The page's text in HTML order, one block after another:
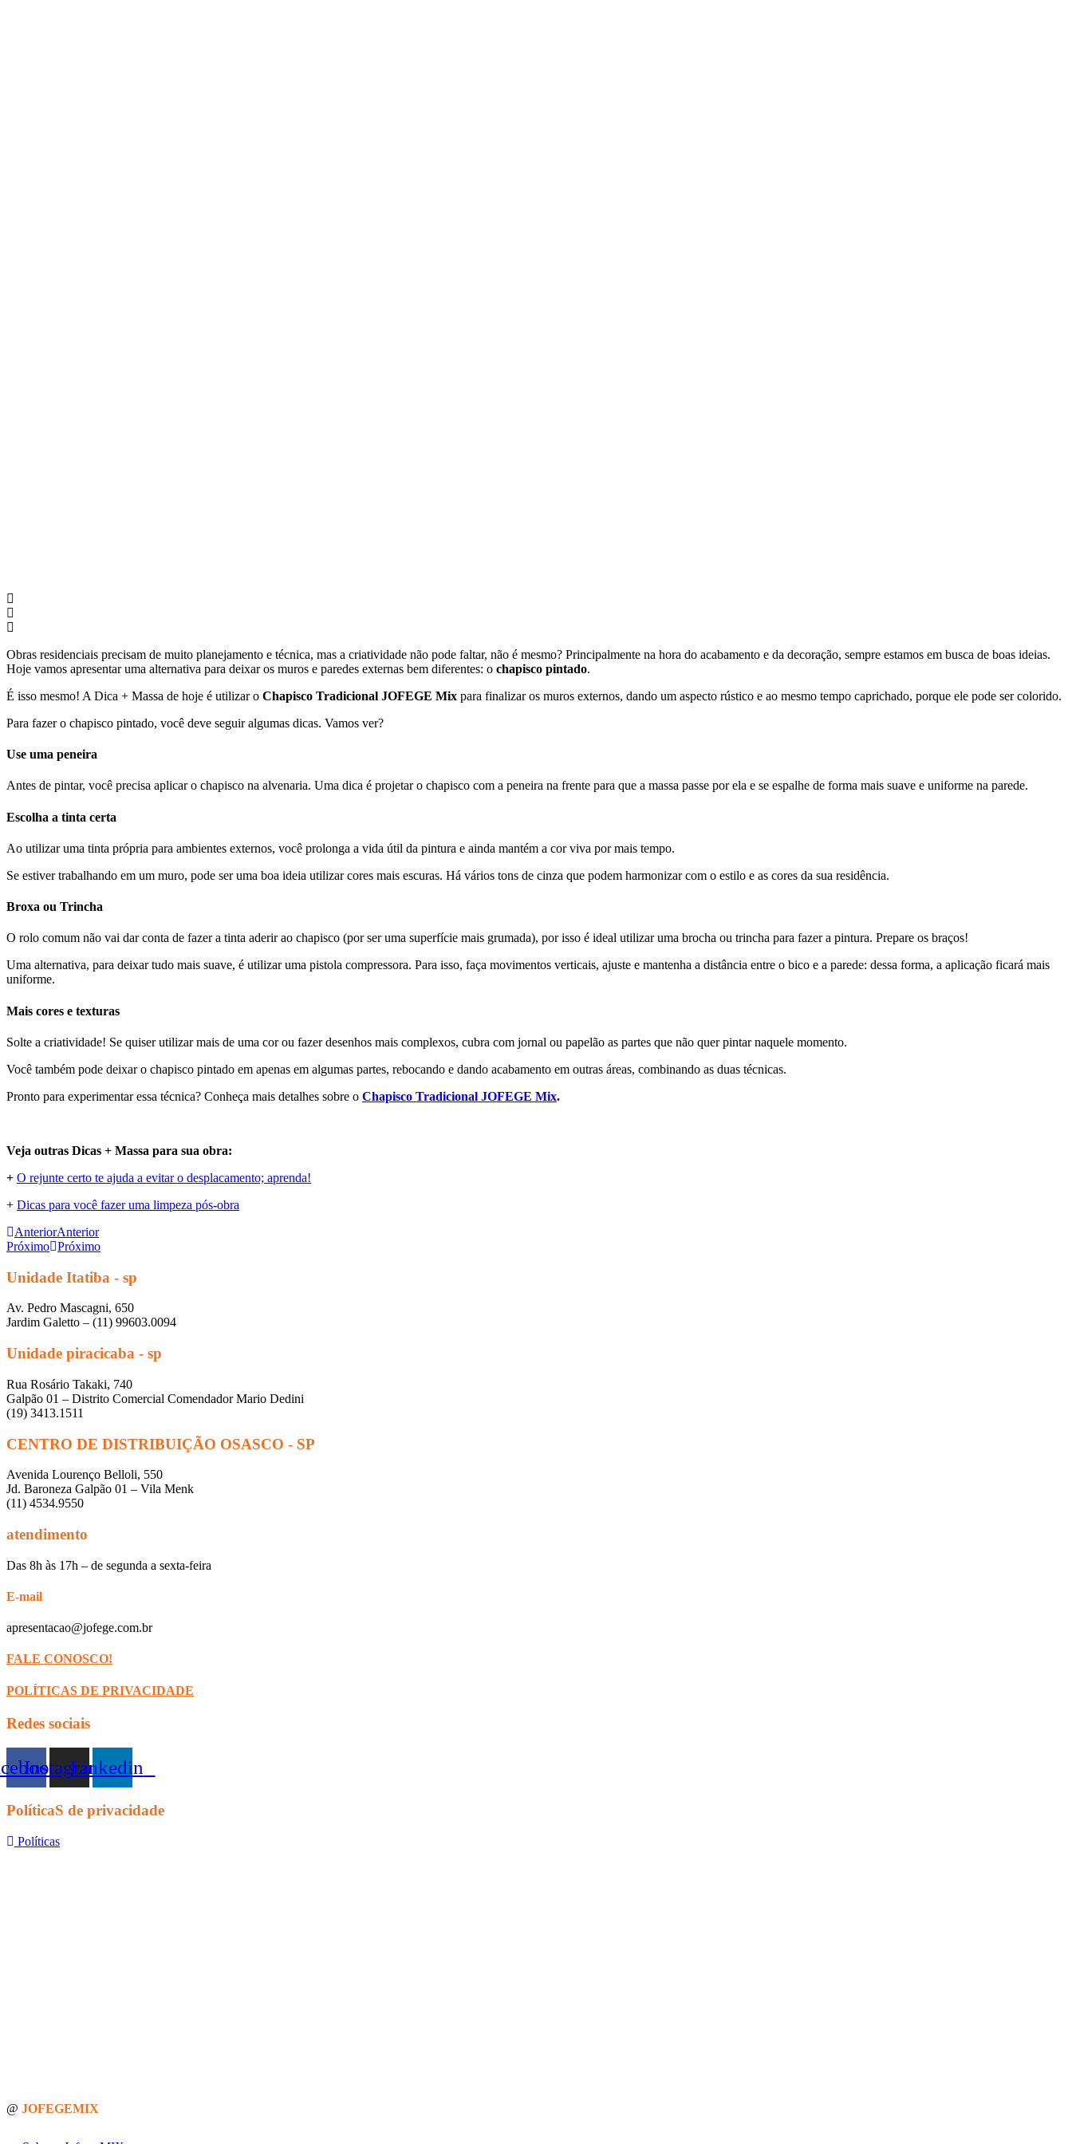
Obras residenciais precisam de muito planejamento e técnica, mas a criatividade não pode faltar, não é mesmo? Principalmente na hora do acabamento e da decoração, sempre estamos em busca de boas ideias.
Hoje vamos apresentar uma alternativa para deixar os muros e paredes externas bem diferentes: o chapisco pintado.
É isso mesmo! A Dica + Massa de hoje é utilizar o Chapisco Tradicional JOFEGE Mix para finalizar os muros externos, dando um aspecto rústico e ao mesmo tempo caprichado, porque ele pode ser colorido.
Para fazer o chapisco pintado, você deve seguir algumas dicas. Vamos ver?
Use uma peneira
Antes de pintar, você precisa aplicar o chapisco na alvenaria. Uma dica é projetar o chapisco com a peneira na frente para que a massa passe por ela e se espalhe de forma mais suave e uniforme na parede.
Escolha a tinta certa
Ao utilizar uma tinta própria para ambientes externos, você prolonga a vida útil da pintura e ainda mantém a cor viva por mais tempo.
Se estiver trabalhando em um muro, pode ser uma boa ideia utilizar cores mais escuras. Há vários tons de cinza que podem harmonizar com o estilo e as cores da sua residência.
Broxa ou Trincha
O rolo comum não vai dar conta de fazer a tinta aderir ao chapisco (por ser uma superfície mais grumada), por isso é ideal utilizar uma brocha ou trincha para fazer a pintura. Prepare os braços!
Uma alternativa, para deixar tudo mais suave, é utilizar uma pistola compressora. Para isso, faça movimentos verticais, ajuste e mantenha a distância entre o bico e a parede: dessa forma, a aplicação ficará mais
uniforme.
Mais cores e texturas
Solte a criatividade! Se quiser utilizar mais de uma cor ou fazer desenhos mais complexos, cubra com jornal ou papelão as partes que não quer pintar naquele momento.
Você também pode deixar o chapisco pintado em apenas em algumas partes, rebocando e dando acabamento em outras áreas, combinando as duas técnicas.
Pronto para experimentar essa técnica? Conheça mais detalhes sobre o Chapisco Tradicional JOFEGE Mix.
Veja outras Dicas + Massa para sua obra:
+ O rejunte certo te ajuda a evitar o desplacamento; aprenda!
+ Dicas para você fazer uma limpeza pós-obra
AnteriorAnterior
Próximo Próximo
Unidade Itatiba - sp
Av. Pedro Mascagni, 650
Jardim Galetto – (11) 99603.0094
Unidade piracicaba - sp
Rua Rosário Takaki, 740
Galpão 01 – Distrito Comercial Comendador Mario Dedini
(19) 3413.1511
CENTRO DE DISTRIBUIÇÃO OSASCO - SP
Avenida Lourenço Belloli, 550
Jd. Baroneza Galpão 01 – Vila Menk
(11) 4534.9550
atendimento
Das 8h às 17h – de segunda a sexta-feira
E-mail
apresentacao@jofege.com.br
FALE CONOSCO!
POLÍTICAS DE PRIVACIDADE
Redes sociais
InstagramLinkedin
PolíticaS de privacidade
Políticas
@ JOFEGEMIX